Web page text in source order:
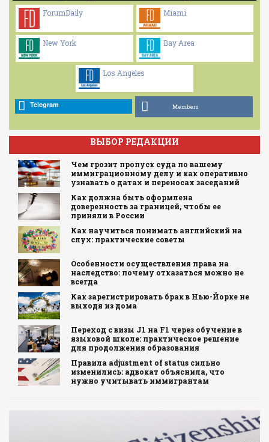
ForumDaily Miami
New York Bay Area
Los Angeles
Telegram Members
ВЫБОР РЕДАКЦИИ
Чем грозит пропуск суда по вашему
иммиграционному делу и как оперативно
узнавать о датах и переносах заседаний
Как должна быть оформлена
доверенность за границей, чтобы ее
приняли в России
Как научиться понимать английский на
слух: практические советы
Особенности осуществления права на
наследство: почему отказаться можно не
всегда
Как зарегистрировать брак в Нью-Йорке не
выходя из дома
Переход с визы J1 на F1 через обучение в
языковой школе: практическое решение
для продолжения образования
Правила adjustment of status сильно
изменились: адвокат объяснила, что
нужно учитывать иммигрантам